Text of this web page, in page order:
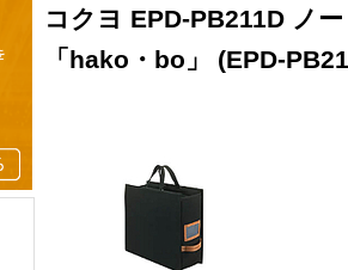
コクヨ EPD-PB211D ノ
「hako・bo」 (EPD-